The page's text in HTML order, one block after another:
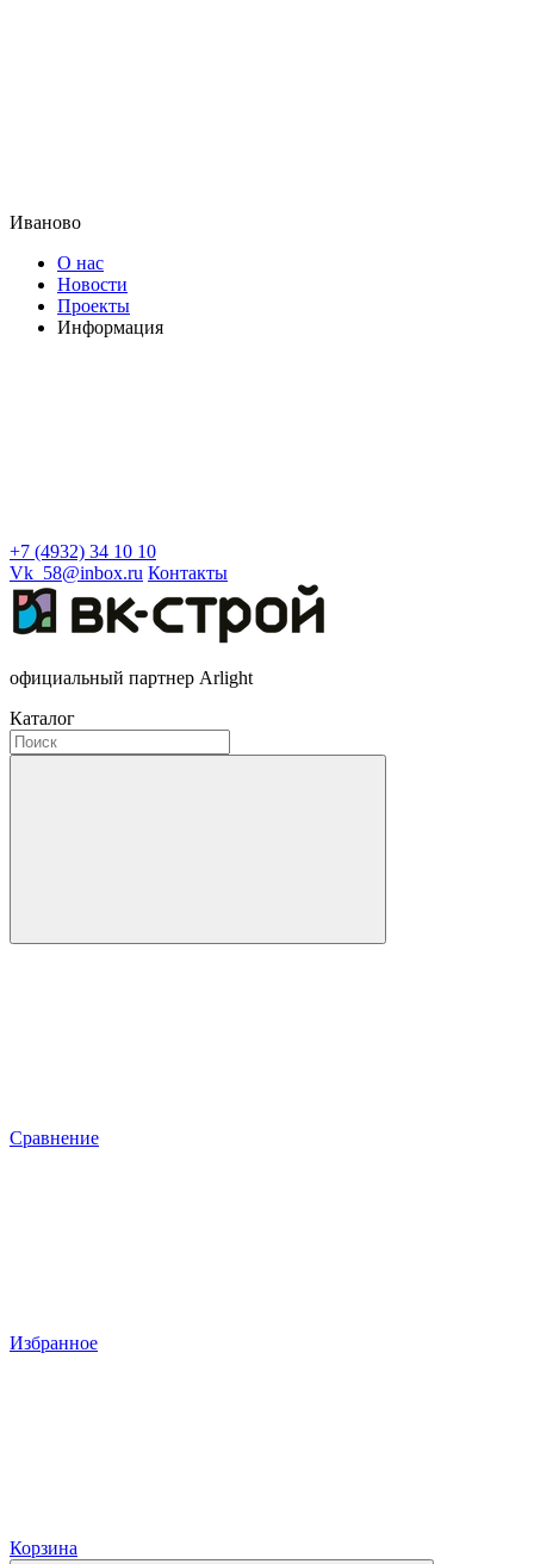
Иваново
О нас
Новости
Проекты
Информация
+7 (4932) 34 10 10
Vk_58@inbox.ru Контакты
официальный партнер Arlight
Каталог
Сравнение
Избранное
Корзина